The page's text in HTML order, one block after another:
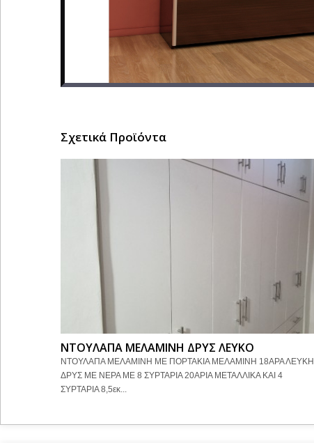
Σχετικά Προϊόντα
ΝΤΟΥΛΑΠΑ ΜΕΛΑΜΙΝΗ ΔΡΥΣ ΛΕΥΚΟ
ΝΤΟΥΛΑΠΑ ΜΕΛΑΜΙΝΗ ΜΕ ΠΟΡΤΑΚΙΑ ΜΕΛΑΜΙΝΗ 18ΑΡΑ ΛΕΥΚΗ
ΔΡΥΣ ΜΕ ΝΕΡΑ ΜΕ 8 ΣΥΡΤΑΡΙΑ 20ΑΡΙΑ ΜΕΤΑΛΛΙΚΑ ΚΑΙ 4
ΣΥΡΤΑΡΙΑ 8,5εκ...